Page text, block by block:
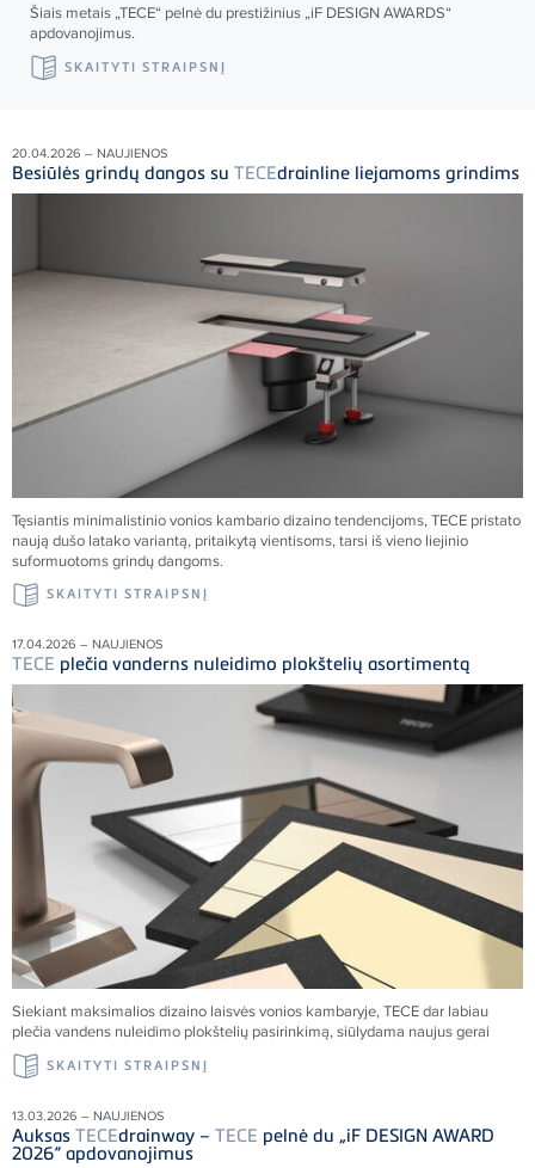
Šiais metais „TECE“ pelnė du prestižinius „iF DESIGN AWARDS“
apdovanojimus.
SKAITYTI STRAIPSNĮ
20.04.2026 – NAUJIENOS
Besiūlės grindų dangos su TECEdrainline liejamoms grindims
Tęsiantis minimalistinio vonios kambario dizaino tendencijoms,TECE pristato
naują dušo latako variantą, pritaikytą vientisoms, tarsi iš vieno liejinio
suformuotoms grindų dangoms.
SKAITYTI STRAIPSNĮ
17.04.2026 – NAUJIENOS
TECE plečia vanderns nuleidimo plokštelių asortimentą
Siekiant maksimalios dizaino laisvės vonios kambaryje,TECEdar labiau
plečia vandens nuleidimo plokštelių pasirinkimą, siūlydama naujus gerai
SKAITYTI STRAIPSNĮ
13.03.2026 – NAUJIENOS
Auksas TECEdrainway – TECE pelnė du „iF DESIGN AWARD
2026“ apdovanojimus